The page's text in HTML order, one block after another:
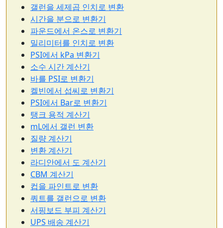
갤런을 세제곱 인치로 변환
시간을 분으로 변환기
파운드에서 온스로 변환기
밀리미터를 인치로 변환
PSI에서 kPa 변환기
소수 시간 계산기
바를 PSI로 변환기
켈빈에서 섭씨로 변환기
PSI에서 Bar로 변환기
탱크 용적 계산기
mL에서 갤런 변환
질량 계산기
변환 계산기
라디안에서 도 계산기
CBM 계산기
컵을 파인트로 변환
쿼트를 갤런으로 변환
서핑보드 부피 계산기
UPS 배송 계산기